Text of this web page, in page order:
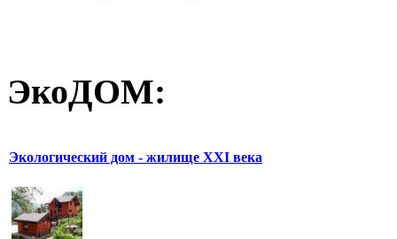
ЭкоДОМ:
Экологический дом - жилище XXI века